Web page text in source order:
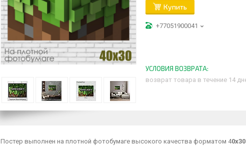
Купить
+77051900041
возврат товара в течение 14
Постер выполнен на плотной фотобумаге высокого качества форматом 4